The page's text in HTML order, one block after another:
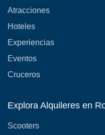
Atracciones
Hoteles
Experiencias
Eventos
Cruceros
Explora Alquileres en
Scooters